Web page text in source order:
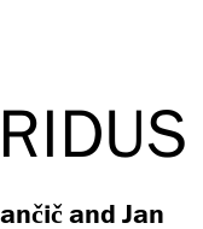
and Jan